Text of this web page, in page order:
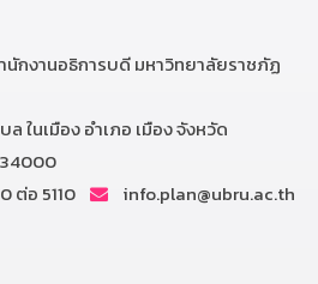
นักงานอธิการบดี มหาวิทยาลัยราชภัฏ
ในเมือง อำเภอ เมือง จังหวัด
ต่อ 5110
info.plan@ubru.ac.th